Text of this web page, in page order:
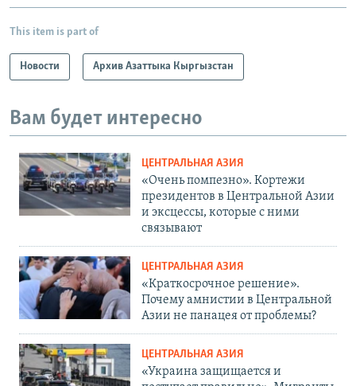
This item is part of
Новости Архив Азаттыка Кыргызстан
Вам будет интересно
ЦЕНТРАЛЬНАЯ АЗИЯ
«Очень помпезно». Кортежи
президентов в Центральной Азии
и эксцессы, которые с ними
связывают
ЦЕНТРАЛЬНАЯ АЗИЯ
«Краткосрочное решение».
Почему амнистии в Центральной
Азии не панацея от проблемы?
ЦЕНТРАЛЬНАЯ АЗИЯ
«Украина защищается и